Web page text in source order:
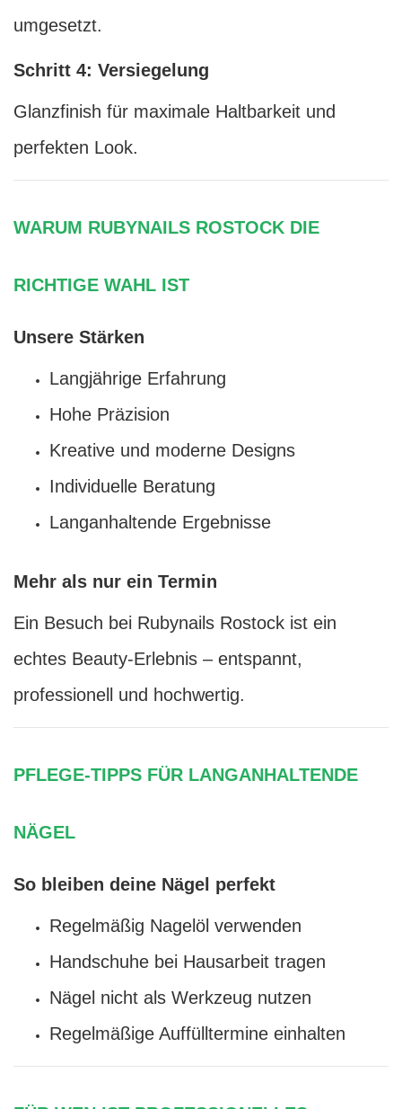
umgesetzt.
Schritt 4: Versiegelung
Glanzfinish für maximale Haltbarkeit und
perfekten Look.
WARUM RUBYNAILS ROSTOCK DIE
RICHTIGE WAHL IST
Unsere Stärken
Langjährige Erfahrung
Hohe Präzision
Kreative und moderne Designs
Individuelle Beratung
Langanhaltende Ergebnisse
Mehr als nur ein Termin
Ein Besuch bei Rubynails Rostock ist ein
echtes Beauty-Erlebnis – entspannt,
professionell und hochwertig.
PFLEGE-TIPPS FÜR LANGANHALTENDE
NÄGEL
So bleiben deine Nägel perfekt
Regelmäßig Nagelöl verwenden
Handschuhe bei Hausarbeit tragen
Nägel nicht als Werkzeug nutzen
Regelmäßige Auffülltermine einhalten